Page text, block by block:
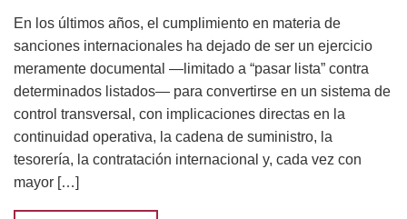
En los últimos años, el cumplimiento en materia de
sanciones internacionales ha dejado de ser un ejercicio
meramente documental —limitado a “pasar lista” contra
determinados listados— para convertirse en un sistema de
control transversal, con implicaciones directas en la
continuidad operativa, la cadena de suministro, la
tesorería, la contratación internacional y, cada vez con
mayor […]